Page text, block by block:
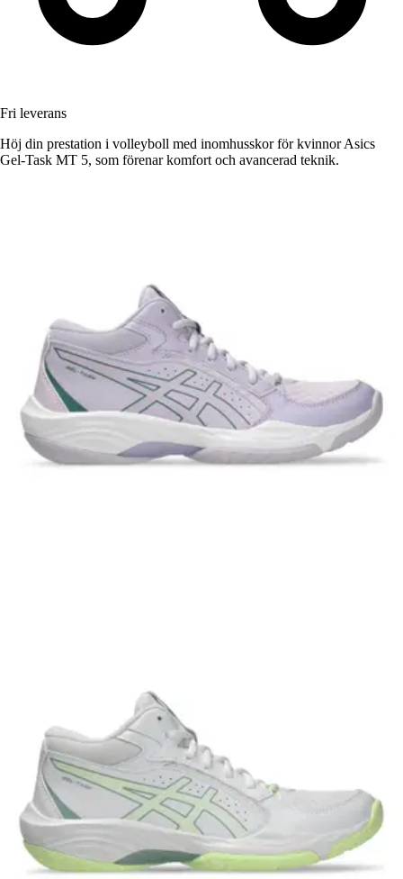
Fri leverans
Höj din prestation i volleyboll med inomhusskor för kvinnor Asics
Gel-Task MT 5, som förenar komfort och avancerad teknik.